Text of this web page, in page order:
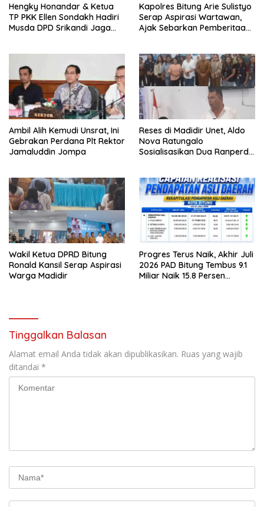
u
Hengky Honandar & Ketua
TP PKK Ellen Sondakh Hadiri
Musda DPD Srikandi Jaga
Kapolres Bitung Arie Sulistyo
Serap Aspirasi Wartawan,
Ajak Sebarkan Pemberitaan
Ambil Alih Kemudi Unsrat, Ini
Gebrakan Perdana Plt Rektor
Jamaluddin Jompa
Reses di Madidir Unet, Aldo
Nova Ratungalo
Sosialisasikan Dua Ranperda
Wakil Ketua DPRD Bitung
Ronald Kansil Serap Aspirasi
Warga Madidir
Progres Terus Naik, Akhir Juli
2026 PAD Bitung Tembus 9.1
Miliar Naik 15.8 Persen
Tinggalkan Balasan
Alamat email Anda tidak akan dipublikasikan. Ruas yang wajib
ditandai *